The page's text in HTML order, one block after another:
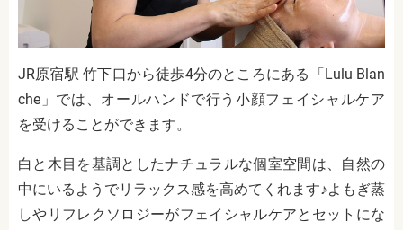
JR原宿駅 竹下口から徒歩4分のところにある「Lulu Blan
che」では、オールハンドで行う小顔フェイシャルケア
を受けることができます。
白と木目を基調としたナチュラルな個室空間は、自然の
中にいるようでリラックス感を高めてくれます♪よもぎ蒸
しやリフレクソロジーがフェイシャルケアとセットにな